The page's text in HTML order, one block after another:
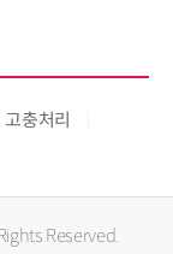
고충처리
Reserved.